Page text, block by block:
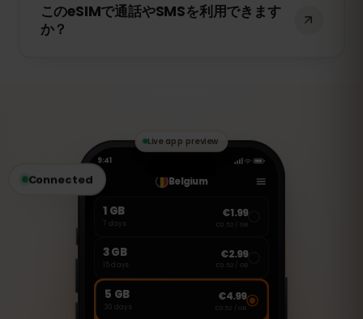
と、1台のデバイスにのみ紐付けられます。
スマートフォンを変更する場合は、新しい
このeSIMで通話やSMSを利用できます
か？